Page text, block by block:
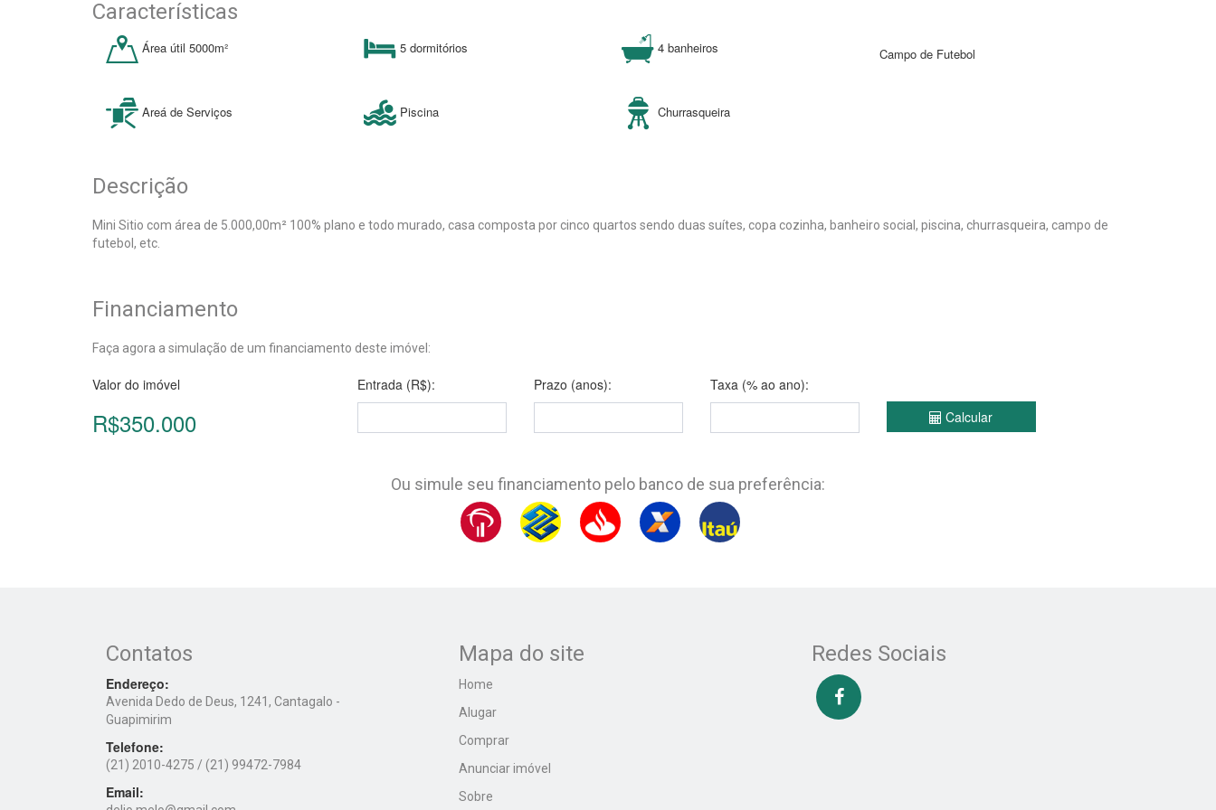
Características
Área útil 5000m² 5 dormitórios 4 banheiros Campo de Futebol
Areá de Serviços Piscina Churrasqueira
Descrição
Mini Sitio com área de 5.000,00m² 100% plano e todo murado, casa composta por cinco quartos sendo duas suítes, copa cozinha, banheiro social, piscina, churrasqueira, campo de
futebol, etc.
Financiamento
Faça agora a simulação de um financiamento deste imóvel:
Valor do imóvel
R$350.000
Entrada (R$): Prazo (anos):
Taxa (% ao ano):
Calcular
Ou simule seu financiamento pelo banco de sua preferência:
Contatos
Endereço:
Avenida Dedo de Deus, 1241, Cantagalo -
Guapimirim
Telefone:
(21) 2010-4275 / (21) 99472-7984
Email:
Mapa do site
Home
Alugar
Comprar
Anunciar imóvel
Sobre
Redes Sociais